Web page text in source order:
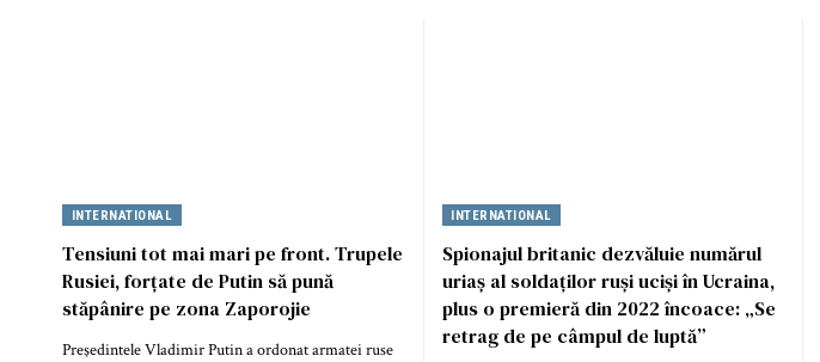
INTERNATIONAL
Tensiuni tot mai mari pe front. Trupele
Rusiei, forțate de Putin să pună
stăpânire pe zona Zaporojie
Preşedintele Vladimir Putin a ordonat armatei ruse
INTERNATIONAL
Spionajul britanic dezvăluie numărul
uriaș al soldaților ruși uciși în Ucraina,
plus o premieră din 2022 încoace: „Se
retrag de pe câmpul de luptă”